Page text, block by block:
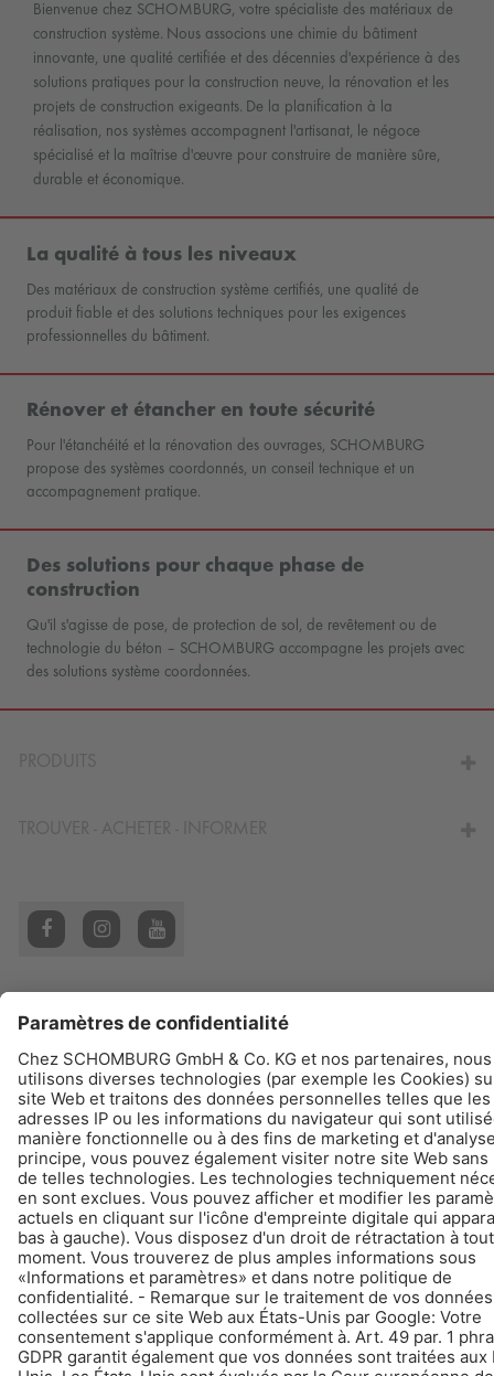
Bienvenue chez SCHOMBURG, votre spécialiste des matériaux de
construction système. Nous associons une chimie du bâtiment
innovante, une qualité certifiée et des décennies d'expérience à des
solutions pratiques pour la construction neuve, la rénovation et les
projets de construction exigeants. De la planification à la
réalisation, nos systèmes accompagnent l'artisanat, le négoce
spécialisé et la maîtrise d'œuvre pour construire de manière sûre,
durable et économique.
La qualité à tous les niveaux
Des matériaux de construction système certifiés, une qualité de
produit fiable et des solutions techniques pour les exigences
professionnelles du bâtiment.
Rénover et étancher en toute sécurité
Pour l'étanchéité et la rénovation des ouvrages, SCHOMBURG
propose des systèmes coordonnés, un conseil technique et un
accompagnement pratique.
Des solutions pour chaque phase de
construction
Qu'il s'agisse de pose, de protection de sol, de revêtement ou de
technologie du béton – SCHOMBURG accompagne les projets avec
des solutions système coordonnées.
Conception et réalisation +| LOUIS INTERNET